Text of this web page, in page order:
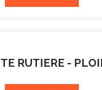
RUTIERE -